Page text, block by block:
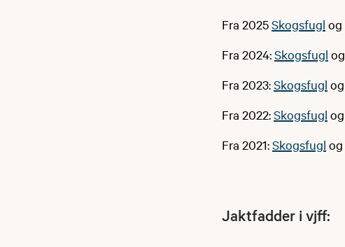
Fra 2025Skogsfugl og
Fra 2024:Skogsfugl og
Fra 2023:Skogsfugl og
Fra 2022:Skogsfugl og
Fra 2021:Skogsfugl og
Jaktfadder i vjff: